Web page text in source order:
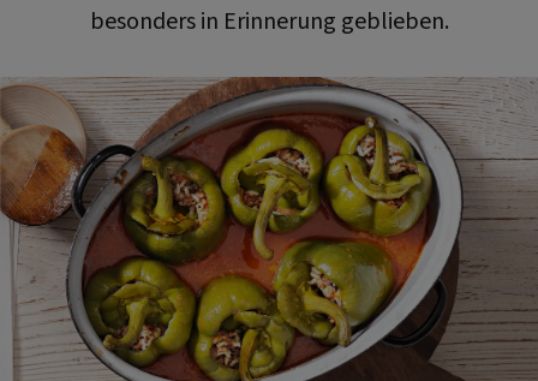
besonders in Erinnerung geblieben.